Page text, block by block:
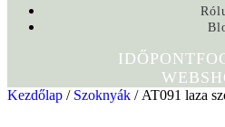
Kezdőlap / Szoknyák / AT091 laza